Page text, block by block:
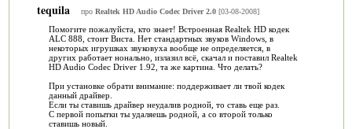
tequila про Realtek HD Audio Codec Driver 2.0[03-08-2008]
Помогите пожалуйста, кто знает! Встроенная Realtek HD кодек
ALC 888, стоит Виста. Нет стандартных звуков Windows, в
некоторых игрушках звуковуха вообще не определяется, в
других работает нонально, излазил всё, скачал и поставил Realtek
HD Audio Codec Driver 1.92, та же картина. Что делать?
При установке обрати внимание: поддерживает ли твой кодек
данный драйвер.
Если ты ставишь драйвер неудалив родной, то ставь еще раз.
С первой попытки ты удаляешь родной, а со второй только
ставишь новый.